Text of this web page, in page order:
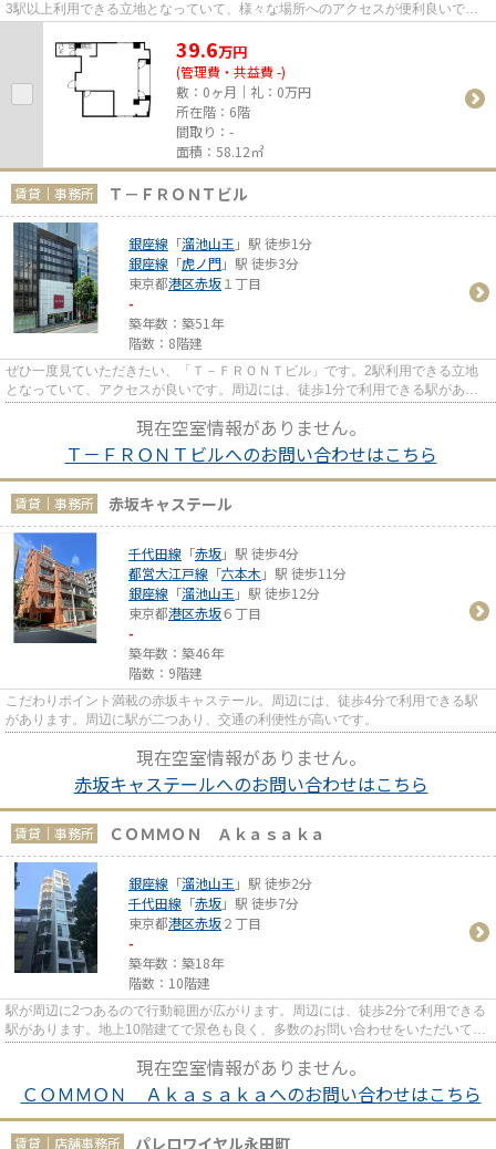
3駅以上利用できる立地となっていて、様々な場所へのアクセスが便利良いで
39.6万円
(管理費・共益費 -)
敷：0ヶ月｜礼：0万円
所在階：6階
間取り：-
面積：58.12㎡
賃貸｜事務所 Ｔ－ＦＲＯＮＴビル
銀座線 「溜池山王 」駅 徒歩1分
銀座線 「虎ノ門」駅 徒歩3分
東京都港区赤坂１丁目
-
築年数：築51年
階数：8階建
ぜひ一度見ていただきたい、「Ｔ－ＦＲＯＮＴビル」です。2駅利用できる立地
となっていて、アクセスが良いです。周辺には、徒歩1分で利用できる駅があり
現在空室情報がありません。
Ｔ－ＦＲＯＮＴビルへのお問い合わせはこちら
賃貸｜事務所 赤坂キャステール
千代田線 「赤坂」駅 徒歩4分
都営大江戸線 「六本木 」駅 徒歩11分
銀座線 「溜池山王 」駅 徒歩12分
東京都港区赤坂６丁目
-
築年数：築46年
階数：9階建
こだわりポイント満載の赤坂キャステール。周辺には、徒歩4分で利用できる駅
があります。周辺に駅が二つあり、交通の利便性が高いです。
現在空室情報がありません。
赤坂キャステールへのお問い合わせはこちら
賃貸｜事務所 ＣＯＭＭＯＮ Ａｋａｓａｋａ
銀座線 「溜池山王 」駅 徒歩2分
千代田線 「赤坂」駅 徒歩7分
東京都港区赤坂２丁目
-
築年数：築18年
階数：10階建
駅が周辺に2つあるので行動範囲が広がります。周辺には、徒歩2分で利用できる
駅があります。地上10階建てで景色も良く、多数のお問い合わせをいただいてお
現在空室情報がありません。
ＣＯＭＭＯＮ Ａｋａｓａｋａへのお問い合わせはこちら
賃貸｜店舗事務所 パレロワイヤル永田町